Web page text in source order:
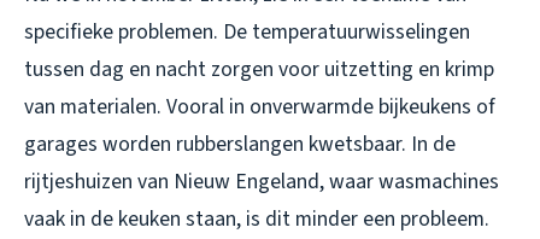
specifieke problemen. De temperatuurwisselingen
tussen dag en nacht zorgen voor uitzetting en krimp
van materialen. Vooral in onverwarmde bijkeukens of
garages worden rubberslangen kwetsbaar. In de
rijtjeshuizen van Nieuw Engeland, waar wasmachines
vaak in de keuken staan, is dit minder een probleem.